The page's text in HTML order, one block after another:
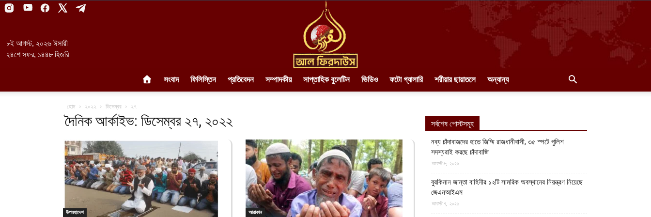
৮ই আগস্ট, ২০২৬ ঈসায়ী
২৪শে সফর, ১৪৪৮ হিজরি
||
সংবাদ ফিলিস্তিন প্রতিবেদন সম্পাদকীয় সাপ্তাহিক বুলেটিন ভিডিও ফটো গ্যালারি শরীয়ার ছায়াতলে অন্যান্য
হোম ২০২২ ডিসেম্বর ২৭
দৈনিক আর্কাইভ: ডিসেম্বর ২৭, ২০২২
উপমহাদেশ আরাকান
সর্বশেষ পোস্টসমূহ
নব্য চাঁদাবাজদের হাতে জিম্মি রাজধানীবাসী, ৩৫ স্পটে পুলিশ
সদস্যরাই করছে চাঁদাবাজি
আগস্ট ৮, ২০২৬
বুরকিনান জান্তা বাহিনীর ১২টি সামরিক অবস্থানের নিয়ন্ত্রণ নিয়েছে
জেএনআইএম
আগস্ট ৭, ২০২৬